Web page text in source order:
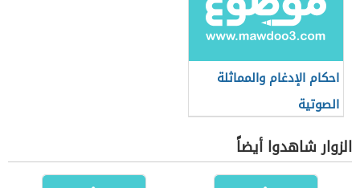
احكام الإدغام والمماثلة
الصوتية
الزوار شاهدوا أيضاً